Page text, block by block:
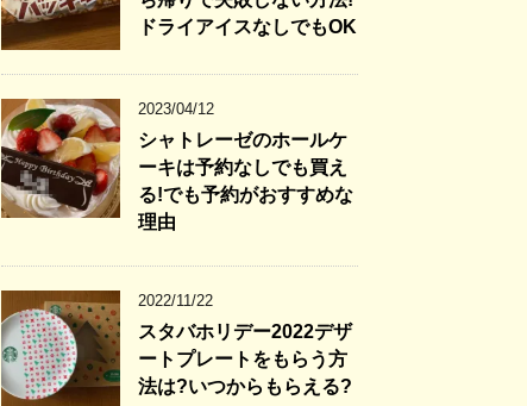
ドライアイスなしでもOK
2023/04/12
シャトレーゼのホールケ
ーキは予約なしでも買え
る!でも予約がおすすめな
理由
2022/11/22
スタバホリデー2022デザ
ートプレートをもらう方
法は?いつからもらえる?